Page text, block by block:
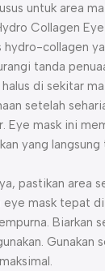
untuk area
Collagen Eye
hydro-collagen
tanda
di sekitar
setelah
Eye mask ini
yang langsung
pastikan area
mask tepat
Biarkan
Gunakan